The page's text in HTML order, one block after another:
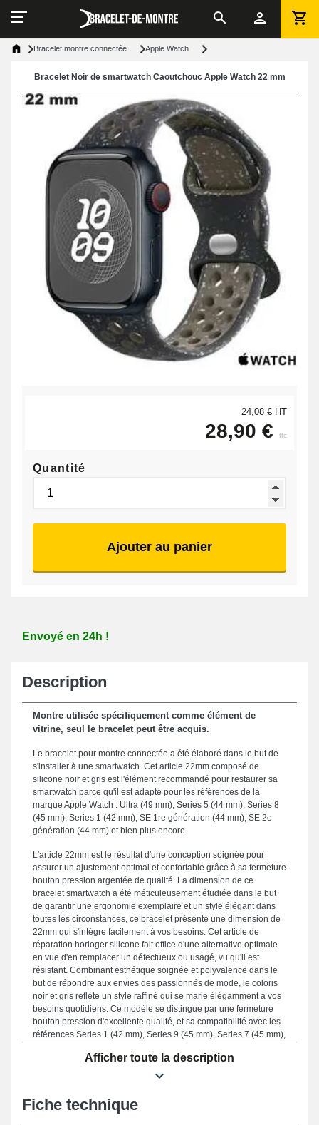
Bracelet montre connectée Apple Watch
Bracelet Noir de smartwatch Caoutchouc Apple Watch 22 mm
24,08 € HT
28,90 € ttc
Quantité
Ajouter au panier
Envoyé en 24h !
Description
Montre utilisée spécifiquement comme élément de
vitrine, seul le bracelet peut être acquis.
Le bracelet pour montre connectée a été élaboré dans le but de
s'installer à une smartwatch. Cet article 22mm composé de
silicone noir et gris est l'élément recommandé pour restaurer sa
smartwatch parce qu'il est adapté pour les références de la
marque Apple Watch : Ultra (49 mm), Series 5 (44 mm), Series 8
(45 mm), Series 1 (42 mm), SE 1re génération (44 mm), SE 2e
génération (44 mm) et bien plus encore.
L'article 22mm est le résultat d'une conception soignée pour
assurer un ajustement optimal et confortable grâce à sa fermeture
bouton pression argentée de qualité. La dimension de ce
bracelet smartwatch a été méticuleusement étudiée dans le but
de garantir une ergonomie exemplaire et un style élégant dans
toutes les circonstances, ce bracelet présente une dimension de
22mm qui s'intègre facilement à vos besoins. Cet article de
réparation horloger silicone fait office d'une alternative optimale
en vue d'en remplacer un défectueux ou usagé, vu qu'il est
résistant. Combinant esthétique soignée et polyvalence dans le
but de répondre aux envies des passionnés de mode, le coloris
noir et gris reflète un style raffiné qui se marie élégamment à vos
besoins quotidiens. Ce modèle se distingue par une fermeture
bouton pression d'excellente qualité, et sa compatibilité avec les
références Series 1 (42 mm), Series 9 (45 mm), Series 7 (45 mm),
par exemple de la marque Apple Watch. Au moyen de sa
compatibilité, ce bracelet pour montre connectée Apple Watch se
Afficher toute la description
Fiche technique